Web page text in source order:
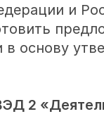
и
в основу
2